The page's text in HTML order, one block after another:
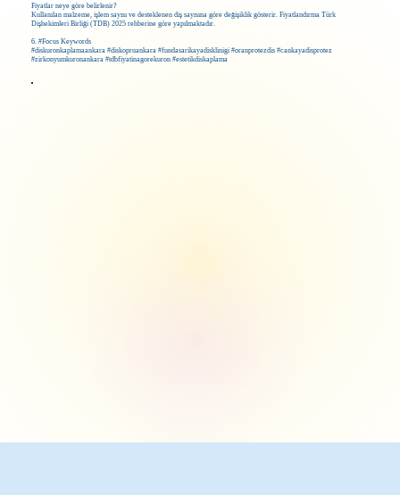
Fiyatlar neye göre belirlenir?
Kullanılan malzeme, işlem sayısı ve desteklenen diş sayısına göre değişiklik gösterir. Fiyatlandırma Türk
Dişhekimleri Birliği (TDB) 2025 rehberine göre yapılmaktadır.
6. #Focus Keywords
#diskuronkaplamaankara #diskopruankara #fundasarikayadisklinigi #oranprotezdis #cankayadisprotez
#zirkonyumkuronankara #tdbfiyatinagorekuron #estetikdiskaplama